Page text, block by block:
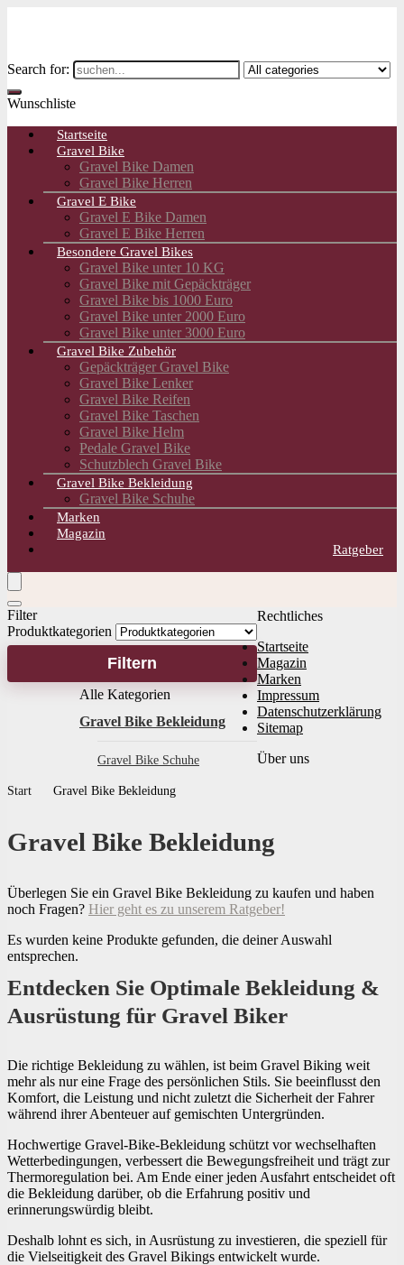
Search for:
Wunschliste
Startseite
Gravel Bike
Gravel Bike Damen
Gravel Bike Herren
Gravel E Bike
Gravel E Bike Damen
Gravel E Bike Herren
Besondere Gravel Bikes
Gravel Bike unter 10 KG
Gravel Bike mit Gepäckträger
Gravel Bike bis 1000 Euro
Gravel Bike unter 2000 Euro
Gravel Bike unter 3000 Euro
Gravel Bike Zubehör
Gepäckträger Gravel Bike
Gravel Bike Lenker
Gravel Bike Reifen
Gravel Bike Taschen
Gravel Bike Helm
Pedale Gravel Bike
Schutzblech Gravel Bike
Gravel Bike Bekleidung
Gravel Bike Schuhe
Marken
Magazin
Ratgeber
Filter
Produktkategorien
Filtern
Alle Kategorien
Gravel Bike Bekleidung
Gravel Bike Schuhe
Start Gravel Bike Bekleidung
Gravel Bike Bekleidung
Überlegen Sie ein Gravel Bike Bekleidung zu kaufen und haben
noch Fragen? Hier geht es zu unserem Ratgeber!
Es wurden keine Produkte gefunden, die deiner Auswahl
entsprechen.
Entdecken Sie Optimale Bekleidung &
Ausrüstung für Gravel Biker
Die richtige Bekleidung zu wählen, ist beim Gravel Biking weit
mehr als nur eine Frage des persönlichen Stils. Sie beeinflusst den
Komfort, die Leistung und nicht zuletzt die Sicherheit der Fahrer
während ihrer Abenteuer auf gemischten Untergründen.
Hochwertige Gravel-Bike-Bekleidung schützt vor wechselhaften
Wetterbedingungen, verbessert die Bewegungsfreiheit und trägt zur
Thermoregulation bei. Am Ende einer jeden Ausfahrt entscheidet oft
die Bekleidung darüber, ob die Erfahrung positiv und
erinnerungswürdig bleibt.
Deshalb lohnt es sich, in Ausrüstung zu investieren, die speziell für
die Vielseitigkeit des Gravel Bikings entwickelt wurde.
Rechtliches
Startseite
Magazin
Marken
Impressum
Datenschutzerklärung
Sitemap
Über uns